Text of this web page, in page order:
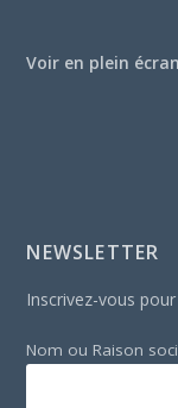
Voir en plein écran
NEWSLETTER
Inscrivez-vous
Nom ou Raison